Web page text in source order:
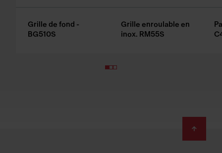
Grille de fond -
BG510S
Grille enroulable en
inox. RM55S